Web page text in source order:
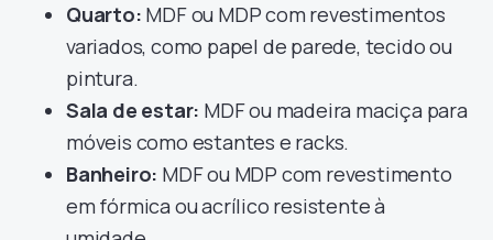
Quarto: MDF ou MDP com revestimentos
variados, como papel de parede, tecido ou
pintura.
Sala de estar: MDF ou madeira maciça para
móveis como estantes e racks.
Banheiro: MDF ou MDP com revestimento
em fórmica ou acrílico resistente à